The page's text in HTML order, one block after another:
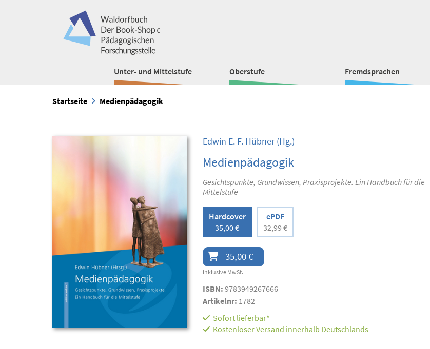
Unter- und Mittelstufe Oberstufe Fremdsprachen
Startseite Medienpädagogik
Edwin E. F. Hübner(Hg.)
Medienpädagogik
Gesichtspunkte, Grundwissen, Praxisprojekte. Ein Handbuch für die
Mittelstufe
Hardcover
35,00 €
ePDF
32,99 €
35,00 €
inklusive MwSt.
ISBN: 9783949267666
Artikelnr: 1782
Sofort lieferbar*
Kostenloser Versand innerhalb Deutschlands